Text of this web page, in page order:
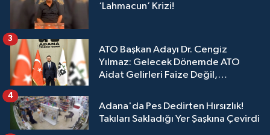
‘Lahmacun’ Krizi!
ATO Başkan Adayı Dr. Cengiz
Yılmaz: Gelecek Dönemde ATO
Aidat Gelirleri Faize Değil,
3
Adana'da Pes Dedirten Hırsızlık!
Takıları Sakladığı Yer Şaşkına Çevirdi
4